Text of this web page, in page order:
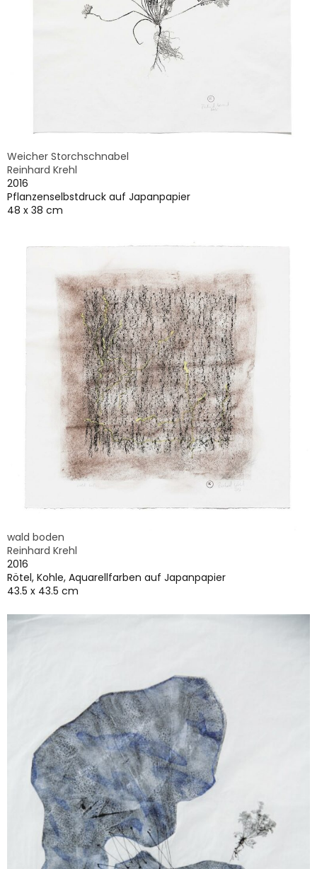
Weicher Storchschnabel
Reinhard Krehl
2016
Pflanzenselbstdruck auf Japanpapier
48 x 38 cm
wald boden
Reinhard Krehl
2016
Rötel, Kohle, Aquarellfarben auf Japanpapier
43.5 x 43.5 cm